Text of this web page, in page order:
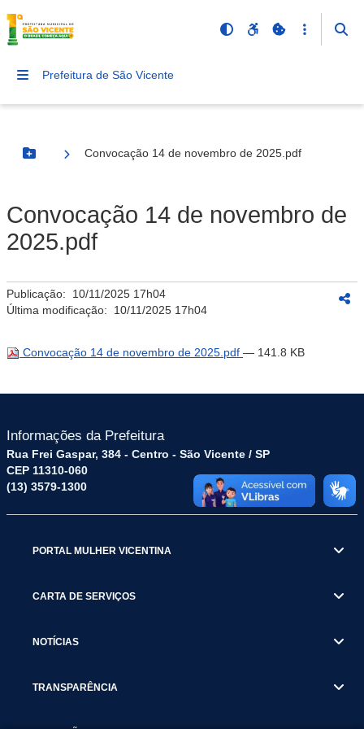
Prefeitura de São Vicente
Botão Menu
Convocação 14 de novembro de 2025.pdf
Convocação 14 de novembro de
2025.pdf
Publicação: 10/11/2025 17h04
Última modificação: 10/11/2025 17h04
Convocação 14 de novembro de 2025.pdf — 141.8 KB
Informações da Prefeitura
Rua Frei Gaspar, 384 - Centro - São Vicente / SP
CEP 11310-060
(13) 3579-1300
PORTAL MULHER VICENTINA
CARTA DE SERVIÇOS
NOTÍCIAS
TRANSPARÊNCIA